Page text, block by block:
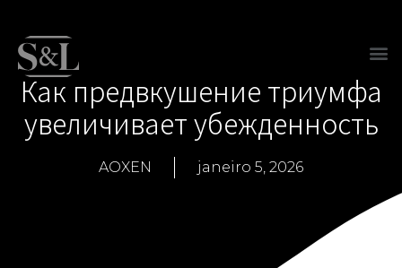
Как предвкушение триумфа
увеличивает убежденность
AOXEN janeiro 5, 2026